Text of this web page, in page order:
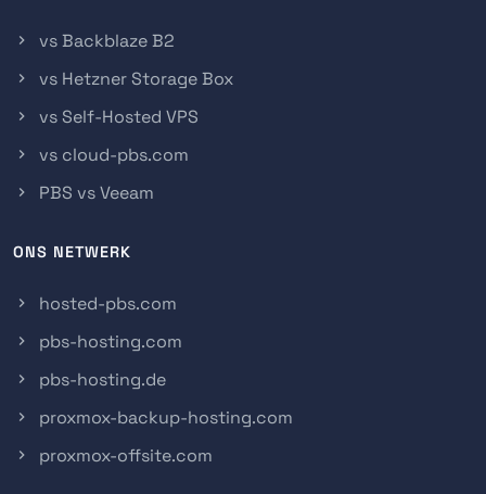
vs Backblaze B2
vs Hetzner Storage Box
vs Self-Hosted VPS
vs cloud-pbs.com
PBS vs Veeam
ONS NETWERK
hosted-pbs.com
pbs-hosting.com
pbs-hosting.de
proxmox-backup-hosting.com
proxmox-offsite.com